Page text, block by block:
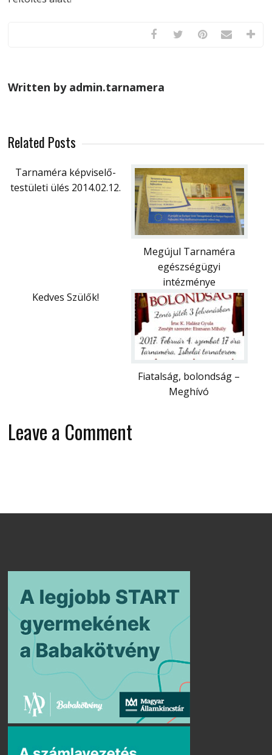
Written by admin.tarnamera
Related Posts
Tarnaméra képviselő-
testületi ülés 2014.02.12.
Megújul Tarnaméra
egészségügyi
intézménye
Kedves Szülők!
Fiatalság, bolondság –
Meghívó
Leave a Comment